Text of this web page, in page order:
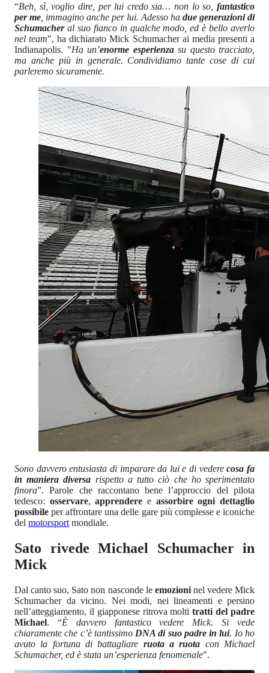
“Beh, sì, voglio dire, per lui credo sia… non lo so, fantastico
per me , immagino anche per lui. Adesso ha due generazioni di
Schumacheral suo fianco in qualche modo, ed è bello averlo
nel team", ha dichiarato Mick Schumacher ai media presenti a
Indianapolis. "Ha un’enorme esperienzasu questo tracciato,
ma anche più in generale. Condividiamo tante cose di cui
parleremo sicuramente.
Sono davvero entusiasta di imparare da lui e di vederecosa fa
in maniera diversa rispetto a tutto ciò che ho sperimentato
finora”. Parole che raccontano bene l’approccio del pilota
tedesco: osservare,apprenderee assorbire ogni dettaglio
possibile per affrontare una delle gare più complesse e iconiche
del motorsport mondiale.
Sato rivede Michael Schumacher in
Mick
Dal canto suo, Sato non nasconde le emozioni nel vedere Mick
Schumacher da vicino. Nei modi, nei lineamenti e persino
nell’atteggiamento, il giapponese ritrova moltitratti del padre
Michael. “È davvero fantastico vedere Mick. Si vede
chiaramente che c’è tantissimo DNA di suo padre in lui. Io ho
avuto la fortuna di battagliare ruota a ruota con Michael
Schumacher, ed è stata un’esperienza fenomenale".